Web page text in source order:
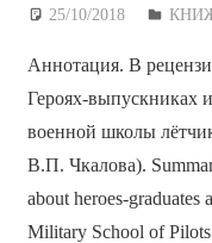
25/10/2018
Аннотация. В
Героях-выпускниках
военной школы
В.П. Чкалова).
about heroes-graduates
Military School of Pilots